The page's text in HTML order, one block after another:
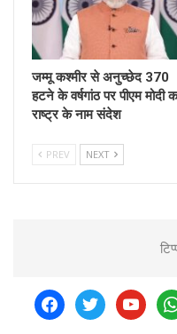
जम्मू कश्मीर से अनुच्छेद 370
हटने के वर्षगांठ पर पीएम मोदी
राष्ट्र के नाम संदेश
PREV NEXT
facebooktwitteryoutube